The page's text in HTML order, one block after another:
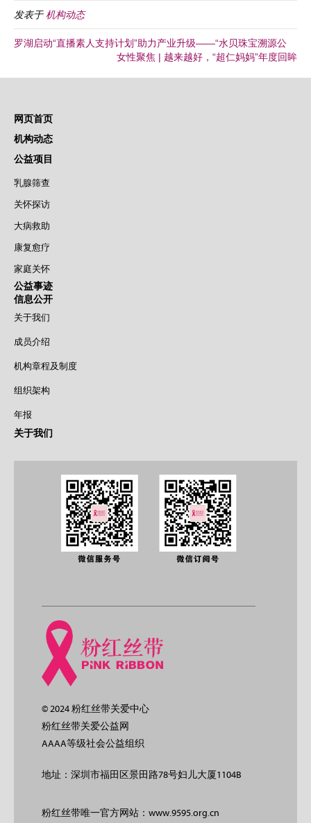
发表于机构动态
罗湖启动“直播素人支持计划”助力产业升级——“水贝珠宝溯源公
女性聚焦 | 越来越好，“超仁妈妈”年度回眸
网页首页
机构动态
公益项目
乳腺筛查
关怀探访
大病救助
康复愈疗
家庭关怀
公益事迹
信息公开
关于我们
成员介绍
机构章程及制度
组织架构
年报
关于我们
© 2024 粉红丝带关爱中心
粉红丝带关爱公益网
AAAA等级社会公益组织
地址：深圳市福田区景田路78号妇儿大厦1104B
粉红丝带唯一官方网站：www.9595.org.cn